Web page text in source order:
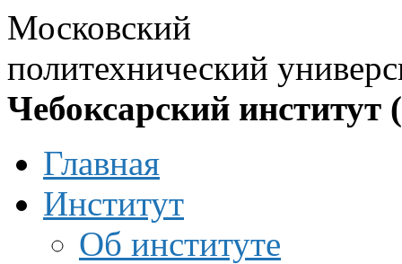
Московский
политехнический
Чебоксарский институт
Главная
Институт
Об институте